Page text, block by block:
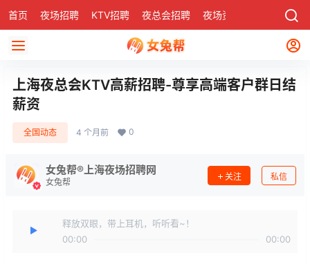
首页 夜场招聘 KTV招聘 夜总会招聘 夜场资讯 社区
上海夜总会KTV高薪招聘-尊享高端客户群日结
薪资
全国动态 4 个月前 0
女兔帮®上海夜场招聘网
女兔帮
关注 私信
释放双眼，带上耳机，听听看~！
00:00
00:00